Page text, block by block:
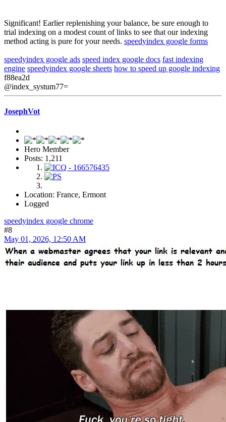
Significant! Earlier replenishing your balance, be sure enough to
method acting is pure for your needs.
speedyindex google ads speed index google docs
engine speedyindex google sheets how to speed up google indexing
f88ea2d
@index_systum77=
Hero Member
Posts: 1,211
Location: France, Ermont
speedyindex google chrome